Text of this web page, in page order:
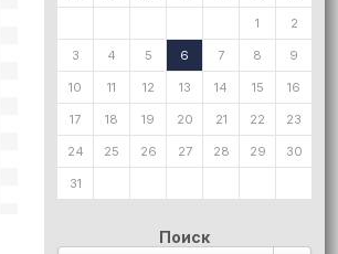
1 2
3 4 5 6 7 8 9
10 11 12 13 14 15 16
17 18 19 20 21 22 23
24 25 26 27 28 29 30
31
Поиск